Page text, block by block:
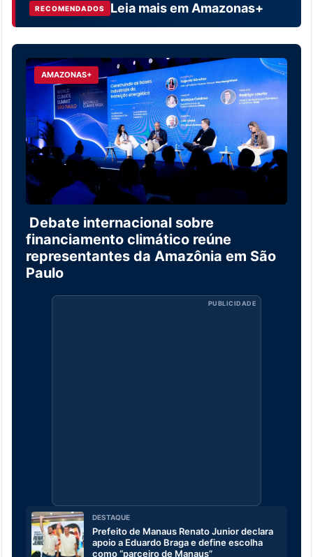
RECOMENDADOS Leia mais em Amazonas+
AMAZONAS+
Debate internacional sobre
financiamento climático reúne
representantes da Amazônia em São
Paulo
PUBLICIDADE
DESTAQUE
Prefeito de Manaus Renato Junior declara
apoio a Eduardo Braga e define escolha
como “parceiro de Manaus”